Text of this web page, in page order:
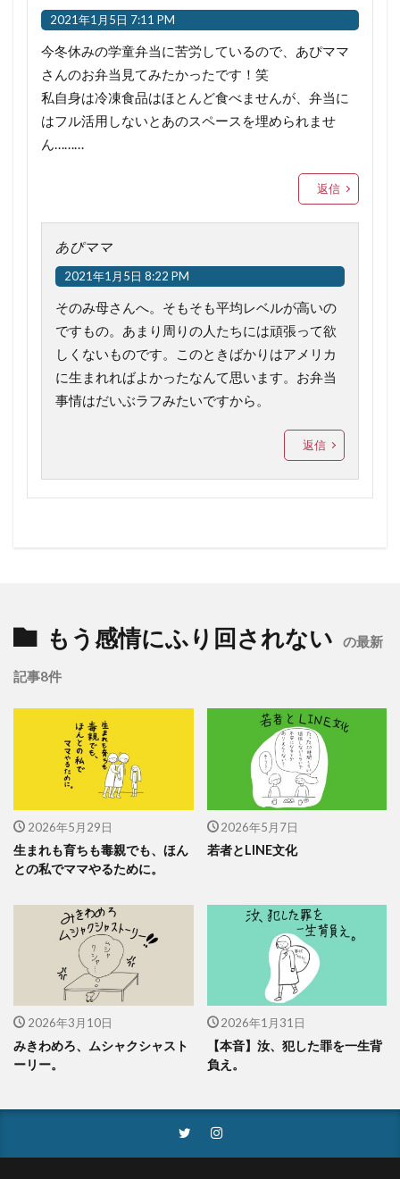
2021年1月5日 7:11 PM
今冬休みの学童弁当に苦労しているので、あぴママ
さんのお弁当見てみたかったです！笑
私自身は冷凍食品はほとんど食べませんが、弁当に
はフル活用しないとあのスペースを埋められませ
ん………
返信
あぴママ
2021年1月5日 8:22 PM
そのみ母さんへ。そもそも平均レベルが高いの
ですもの。あまり周りの人たちには頑張って欲
しくないものです。このときばかりはアメリカ
に生まれればよかったなんて思います。お弁当
事情はだいぶラフみたいですから。
返信
もう感情にふり回されない の最新
記事8件
2026年5月29日
生まれも育ちも毒親でも、ほん
との私でママやるために。
2026年5月7日
若者とLINE文化
2026年3月10日
みきわめろ、ムシャクシャスト
ーリー。
2026年1月31日
【本音】汝、犯した罪を一生背
負え。